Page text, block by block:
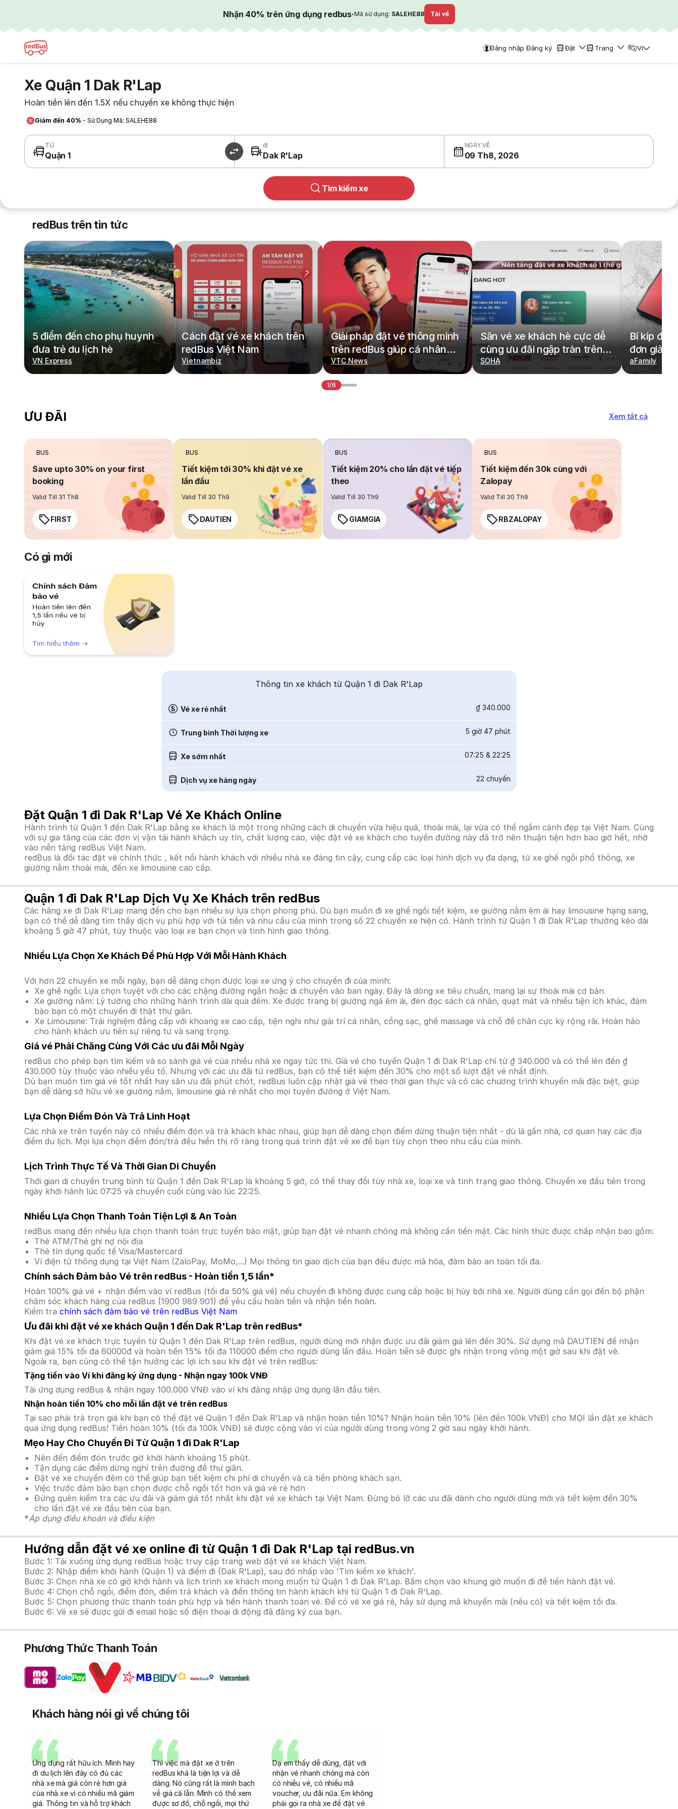
Nhận 40% trên ứng dụng redbus·Mã sử dụng: SALEHE88 Tải về
Đăng nhập Đăng ký Đặt Trang VI
Xe Quận 1 Dak R'Lap
Hoàn tiền lên đến 1.5X nếu chuyến xe không thực hiện
Giảm đến 40% - Sử Dụng Mã: SALEHE88
TỪ
Quận 1
đi
Dak R'Lap
NGÀY VỀ
09 Th8, 2026
Tìm kiếm xe
redBus trên tin tức
5 điểm đến cho phụ huynh
đưa trẻ du lịch hè
VN Express
Cách đặt vé xe khách trên
redBus Việt Nam
Vietnambiz
Giải pháp đặt vé thông minh
trên redBus giúp cá nhân
hoá hành trình di chuyển
VTC News
Săn vé xe khách hè cực dễ
cùng ưu đãi ngập tràn trên
redBus
SOHA
Bí kíp đặt
đơn giản,
cả gia
aFamily
1/6
ƯU ĐÃI Xem tất cả
BUS
Save upto 30% on your first
booking
Valid Till 31 Th8
FIRST
BUS
Tiết kiệm tới 30% khi đặt vé xe
lần đầu
Valid Till 30 Th9
DAUTIEN
BUS
Tiết kiệm 20% cho lần đặt vé tiếp
theo
Valid Till 30 Th9
GIAMGIA
BUS
Tiết kiệm đến 30k cùng với
Zalopay
Valid Till 30 Th9
RBZALOPAY
Có gì mới
Thông tin xe khách từ Quận 1 đi Dak R'Lap
Vé xe rẻ nhất ₫ 340.000
Trung bình Thời lượng xe 5 giờ 47 phút
Xe sớm nhất 07:25 & 22:25
Dịch vụ xe hàng ngày 22 chuyến
Đặt Quận 1 đi Dak R'Lap Vé Xe Khách Online
Hành trình từ Quận 1 đến Dak R'Lap bằng xe khách là một trong những cách di chuyển vừa hiệu quả, thoải mái, lại vừa có thể ngắm cảnh đẹp tại Việt Nam. Cùng
với sự gia tăng của các đơn vị vận tải hành khách uy tín, chất lượng cao, việc đặt vé xe khách cho tuyến đường này đã trở nên thuận tiện hơn bao giờ hết, nhờ
vào nền tảng redBus Việt Nam.
redBus là đối tác đặt vé chính thức , kết nối hành khách với nhiều nhà xe đáng tin cậy, cung cấp các loại hình dịch vụ đa dạng, từ xe ghế ngồi phổ thông, xe
giường nằm thoải mái, đến xe limousine cao cấp.
Quận 1 đi Dak R'Lap Dịch Vụ Xe Khách trên redBus
Các hãng xe đi Dak R'Lap mang đến cho bạn nhiều sự lựa chọn phong phú. Dù bạn muốn đi xe ghế ngồi tiết kiệm, xe giường nằm êm ái hay limousine hạng sang,
bạn có thể dễ dàng tìm thấy dịch vụ phù hợp với túi tiền và nhu cầu của mình trong số 22 chuyến xe hiện có. Hành trình từ Quận 1 đi Dak R'Lap thường kéo dài
khoảng 5 giờ 47 phút, tùy thuộc vào loại xe bạn chọn và tình hình giao thông.
Nhiều Lựa Chọn Xe Khách Để Phù Hợp Với Mỗi Hành Khách
Với hơn 22 chuyến xe mỗi ngày, bạn dễ dàng chọn được loại xe ưng ý cho chuyến đi của mình:
Xe ghế ngồi: Lựa chọn tuyệt vời cho các chặng đường ngắn hoặc di chuyển vào ban ngày. Đây là dòng xe tiêu chuẩn, mang lại sự thoải mái cơ bản.
Xe giường nằm: Lý tưởng cho những hành trình dài qua đêm. Xe được trang bị giường ngả êm ái, đèn đọc sách cá nhân, quạt mát và nhiều tiện ích khác, đảm
bảo bạn có một chuyến đi thật thư giãn.
Xe Limousine: Trải nghiệm đẳng cấp với khoang xe cao cấp, tiện nghi như giải trí cá nhân, cổng sạc, ghế massage và chỗ để chân cực kỳ rộng rãi. Hoàn hảo
cho hành khách ưu tiên sự riêng tư và sang trọng.
Giá vé Phải Chăng Cùng Với Các ưu đãi Mỗi Ngày
redBus cho phép bạn tìm kiếm và so sánh giá vé của nhiều nhà xe ngay tức thì. Giá vé cho tuyến Quận 1 đi Dak R'Lap chỉ từ ₫ 340.000 và có thể lên đến ₫
430.000 tùy thuộc vào nhiều yếu tố. Nhưng với các ưu đãi từ redBus, bạn có thể tiết kiệm đến 30% cho một số lượt đặt vé nhất định.
Dù bạn muốn tìm giá vé tốt nhất hay săn ưu đãi phút chót, redBus luôn cập nhật giá vé theo thời gian thực và có các chương trình khuyến mãi đặc biệt, giúp
bạn dễ dàng sở hữu vé xe giường nằm, limousine giá rẻ nhất cho mọi tuyến đường ở Việt Nam.
Lựa Chọn Điểm Đón Và Trả Linh Hoạt
Các nhà xe trên tuyến này có nhiều điểm đón và trả khách khác nhau, giúp bạn dễ dàng chọn điểm dừng thuận tiện nhất - dù là gần nhà, cơ quan hay các địa
điểm du lịch. Mọi lựa chọn điểm đón/trả đều hiển thị rõ ràng trong quá trình đặt vé xe để bạn tùy chọn theo nhu cầu của mình.
Lịch Trình Thực Tế Và Thời Gian Di Chuyển
Thời gian di chuyển trung bình từ Quận 1 đến Dak R'Lap là khoảng 5 giờ, có thể thay đổi tùy nhà xe, loại xe và tình trạng giao thông. Chuyến xe đầu tiên trong
ngày khởi hành lúc 07:25 và chuyến cuối cùng vào lúc 22:25.
Nhiều Lựa Chọn Thanh Toán Tiện Lợi & An Toàn
redBus mang đến nhiều lựa chọn thanh toán trực tuyến bảo mật, giúp bạn đặt vé nhanh chóng mà không cần tiền mặt. Các hình thức được chấp nhận bao gồm:
Thẻ ATM/Thẻ ghi nợ nội địa
Thẻ tín dụng quốc tế Visa/Mastercard
Ví điện tử thông dụng tại Việt Nam (ZaloPay, MoMo,...) Mọi thông tin giao dịch của bạn đều được mã hóa, đảm bảo an toàn tối đa.
Chính sách Đảm bảo Vé trên redBus - Hoàn tiền 1,5 lần*
Hoàn 100% giá vé + nhận điểm vào ví redBus (tối đa 50% giá vé) nếu chuyến đi không được cung cấp hoặc bị hủy bởi nhà xe. Người dùng cần gọi đến bộ phận
chăm sóc khách hàng của redBus (1900 989 901) để yêu cầu hoàn tiền và nhận tiền hoàn.
Kiểm tra chính sách đảm bảo vé trên redBus Việt Nam
Ưu đãi khi đặt vé xe khách Quận 1 đến Dak R'Lap trên redBus*
Khi đặt vé xe khách trực tuyến từ Quận 1 đến Dak R'Lap trên redBus, người dùng mới nhận được ưu đãi giảm giá lên đến 30%. Sử dụng mã DAUTIEN để nhận
giảm giá 15% tối đa 60000đ và hoàn tiền 15% tối đa 110000 điểm cho người dùng lần đầu. Hoàn tiền sẽ được ghi nhận trong vòng một giờ sau khi đặt vé.
Ngoài ra, bạn cũng có thể tận hưởng các lợi ích sau khi đặt vé trên redBus:
Tặng tiền vào Ví khi đăng ký ứng dụng - Nhận ngay 100k VNĐ
Tải ứng dụng redBus & nhận ngay 100.000 VNĐ vào ví khi đăng nhập ứng dụng lần đầu tiên.
Nhận hoàn tiền 10% cho mỗi lần đặt vé trên redBus
Tại sao phải trả trọn giá khi bạn có thể đặt vé Quận 1 đến Dak R'Lap và nhận hoàn tiền 10%? Nhận hoàn tiền 10% (lên đến 100k VNĐ) cho MỌI lần đặt xe khách
qua ứng dụng redBus! Tiền hoàn 10% (tối đa 100k VNĐ) sẽ được cộng vào ví của người dùng trong vòng 2 giờ sau ngày khởi hành.
Mẹo Hay Cho Chuyến Đi Từ Quận 1 đi Dak R'Lap
Nên đến điểm đón trước giờ khởi hành khoảng 15 phút.
Tận dụng các điểm dừng nghỉ trên đường để thư giãn.
Đặt vé xe chuyến đêm có thể giúp bạn tiết kiệm chi phí di chuyển và cả tiền phòng khách sạn.
Việc trước đảm bảo bạn chọn được chỗ ngồi tốt hơn và giá vé rẻ hơn
Đừng quên kiểm tra các ưu đãi và giảm giá tốt nhất khi đặt vé xe khách tại Việt Nam. Đừng bỏ lỡ các ưu đãi dành cho người dùng mới và tiết kiệm đến 30%
cho lần đặt vé xe đầu tiên của bạn.
*Áp dụng điều khoản và điều kiện
Hướng dẫn đặt vé xe online đi từ Quận 1 đi Dak R'Lap tại redBus.vn
Bước 1: Tải xuống ứng dụng redBus hoặc truy cập trang web đặt vé xe khách Việt Nam.
Bước 2: Nhập điểm khởi hành (Quận 1) và điểm đi (Dak R'Lap), sau đó nhấp vào 'Tìm kiếm xe khách'.
Bước 3: Chọn nhà xe có giờ khởi hành và lịch trình xe khách mong muốn từ Quận 1 đi Dak R'Lap. Bấm chọn vào khung giờ muốn đi để tiến hành đặt vé.
Bước 4: Chọn chỗ ngồi, điểm đón, điểm trả khách và điền thông tin hành khách khi từ Quận 1 đi Dak R'Lap.
Bước 5: Chọn phương thức thanh toán phù hợp và tiến hành thanh toán vé. Để có vé xe giá rẻ, hãy sử dụng mã khuyến mãi (nếu có) và tiết kiệm tối đa.
Bước 6: Vé xe sẽ được gửi đi email hoặc số điện thoại di động đã đăng ký của bạn.
Phương Thức Thanh Toán
Khách hàng nói gì về chúng tôi
Ứng dụng rất hữu ích. Mình hay
đi du lịch lên đây có đủ các
nhà xe mà giá còn rẻ hơn giá
của nhà xe vì có nhiều mã giảm
giá. Thông tin và hỗ trợ khách
Thì việc mà đặt xe ở trên
redBus khá là tiện lợi và dễ
dàng. Nó cũng rất là minh bạch
về giá cả lẫn. Mình có thể xem
được sơ đồ, chỗ ngồi, mọi thứ
Dạ em thấy dễ dùng, đặt với
nhận vé nhanh chóng mà còn
có nhiều vé, có nhiều mã
voucher, ưu đãi nữa. Em không
phải gọi ra nhà xe để đặt vé